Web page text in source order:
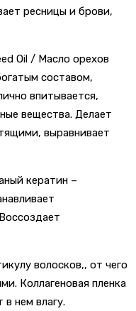
ресницы и брови,
Oil / Масло орехов
составом,
впитывается,
вещества. Делает
выравнивает
кератин –
волосков,, от чего
Коллагеновая пленка
нем влагу.